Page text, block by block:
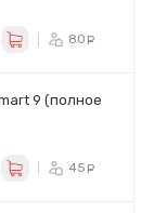
80
9 (полное
45